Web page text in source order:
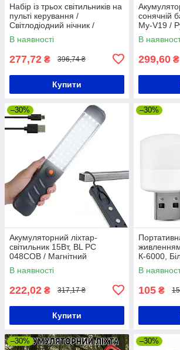
Набір із трьох світильників на
пульті керування /
Світлодіодний нічник /
Автономні LED лампи на
батарейках
В наявності
277,72 ₴ 396,74 ₴
Купити
сонячній
My-V19 /
ліхтар
В
299,60 ₴
–30%
Акумуляторний ліхтар-
світильник 15Вт, BL PC
048COB / Магнітний
світлодіодний ліхтарик з
гачком
В наявності
222,02 ₴ 317,17 ₴
Купити
–30%
К-6000,
лампа-
В
105 ₴
–30% –30%